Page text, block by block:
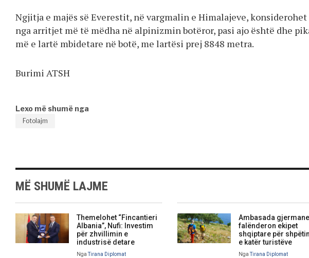
Ngjitja e majës së Everestit, në vargmalin e Himalajeve, konsiderohet
nga arritjet më të mëdha në alpinizmin botëror, pasi ajo është dhe
më e lartë mbidetare në botë, me lartësi prej 8848 metra.
Burimi ATSH
Lexo më shumë nga
Fotolajm
MË SHUMË LAJME
Themelohet “Fincantieri
Albania”, Nufi: Investim
për zhvillimin e
industrisë detare
NgaTirana Diplomat
Ambasada gjermane
falënderon ekipet
shqiptare për
e katër turistëve
NgaTirana Diplomat